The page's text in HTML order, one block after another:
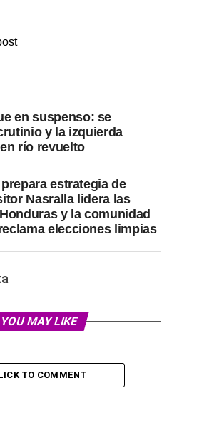
en suspenso: se
y la izquierda
río revuelto
estrategia de
Nasralla lidera las
y la comunidad
elecciones limpias
YOU MAY LIKE
TO COMMENT